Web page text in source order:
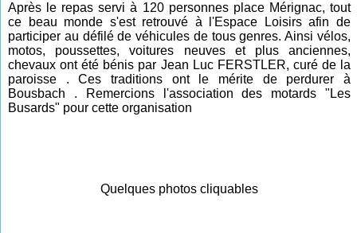
Après le repas servi à 120 personnes place Mérignac, tout
ce beau monde s'est retrouvé à l'Espace Loisirs afin de
participer au défilé de véhicules de tous genres. Ainsi vélos,
motos, poussettes, voitures neuves et plus anciennes,
chevaux ont été bénis par Jean Luc FERSTLER, curé de la
paroisse . Ces traditions ont le mérite de perdurer à
Bousbach . Remercions l'association des motards "Les
Busards" pour cette organisation
Quelques photos cliquables